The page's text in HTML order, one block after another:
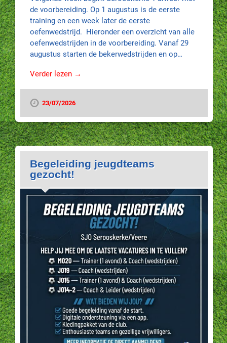
de voorbereiding. Op 1 augustus is de eerste
training en een week later de eerste
oefenwedstrijd. Hieronder een overzicht van alle
oefenwedstrijden in de voorbereiding. Vanaf 29
augustus starten de bekerwedstrijden en op…
Verder lezen →
23/07/2026
Begeleiding jeugdteams
gezocht!